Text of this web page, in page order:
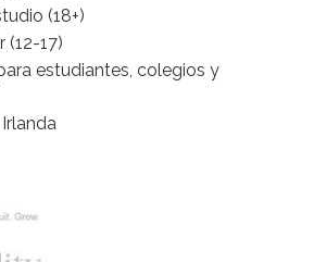
(18+)
(12-17)
estudiantes, colegios y